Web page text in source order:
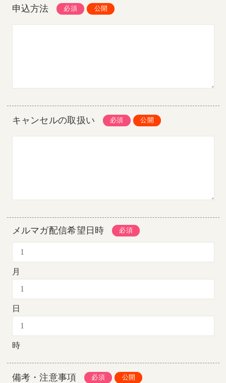
申込方法
キャンセルの取扱い
メルマガ配信希望日時
月
日
時
備考・注意事項